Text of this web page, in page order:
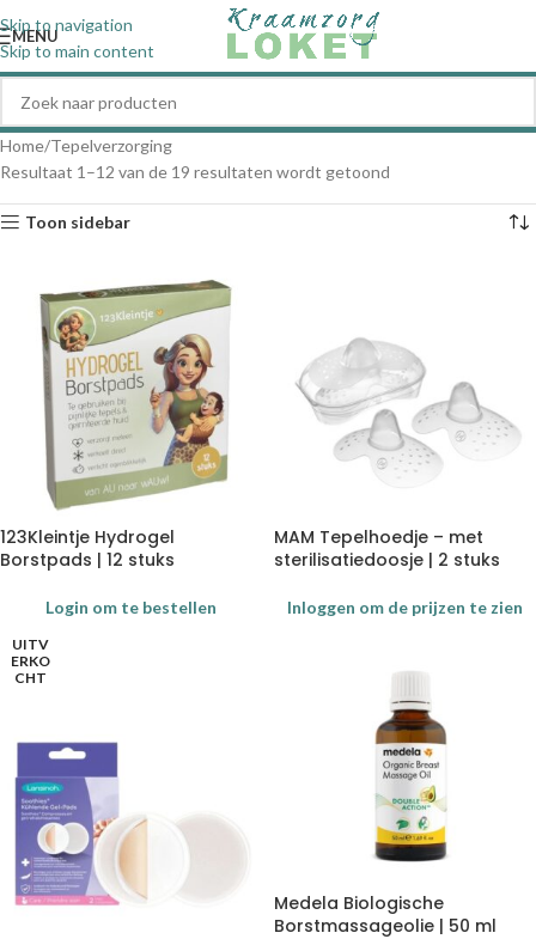
Skip to navigation
Skip to main content
MENU
Home Tepelverzorging
Resultaat 1–12 van de 19 resultaten wordt getoond
Toon sidebar
123Kleintje Hydrogel
Borstpads | 12 stuks
Login om te bestellen
MAM Tepelhoedje – met
sterilisatiedoosje | 2 stuks
Inloggen om de prijzen te zien
UITV
ERKO
CHT
Medela Biologische
Borstmassageolie | 50 ml